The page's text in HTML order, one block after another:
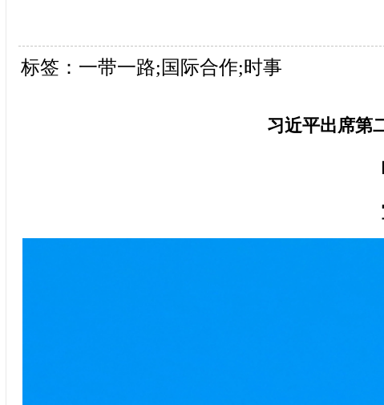
标签：一带一路;国际合作;时事
习近平出席第